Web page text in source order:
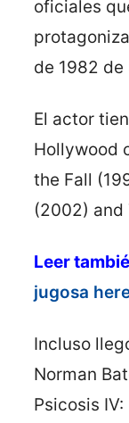
oficiales
de 1982
El actor
Hollywood
the Fall
(2002) and
Leer
jugosa
Incluso
Norman
Psicosis